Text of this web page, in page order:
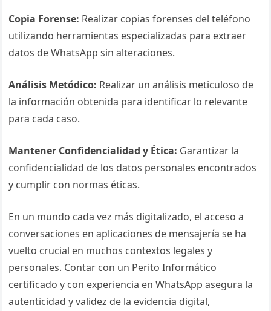
Copia Forense: Realizar copias forenses del teléfono
utilizando herramientas especializadas para extraer
datos de WhatsApp sin alteraciones.
Análisis Metódico: Realizar un análisis meticuloso de
la información obtenida para identificar lo relevante
para cada caso.
Mantener Confidencialidad y Ética: Garantizar la
confidencialidad de los datos personales encontrados
y cumplir con normas éticas.
En un mundo cada vez más digitalizado, el acceso a
conversaciones en aplicaciones de mensajería se ha
vuelto crucial en muchos contextos legales y
personales. Contar con un Perito Informático
certificado y con experiencia en WhatsApp asegura la
autenticidad y validez de la evidencia digital,